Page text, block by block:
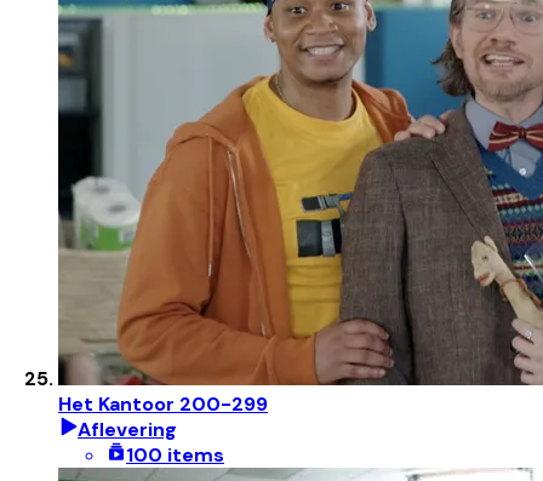
Het Kantoor 200-299
Aflevering
100 items